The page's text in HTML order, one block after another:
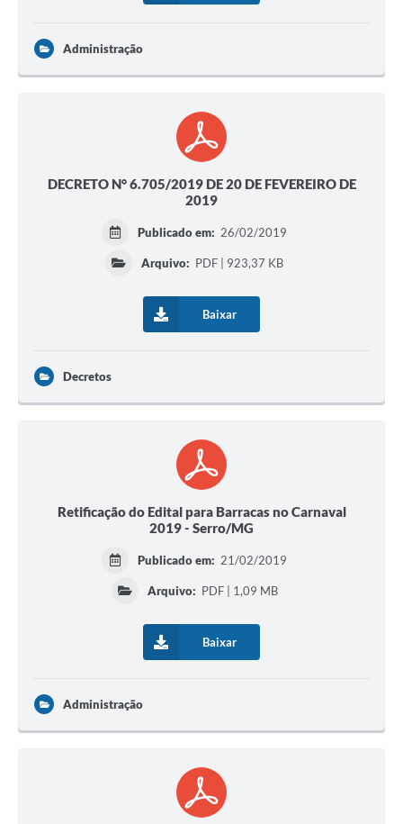
Administração
DECRETO N° 6.705/2019 DE 20 DE FEVEREIRO DE
2019
Publicado em: 26/02/2019
Arquivo: PDF | 923,37 KB
Baixar
Decretos
Retificação do Edital para Barracas no Carnaval
2019 - Serro/MG
Publicado em: 21/02/2019
Arquivo: PDF | 1,09 MB
Baixar
Administração